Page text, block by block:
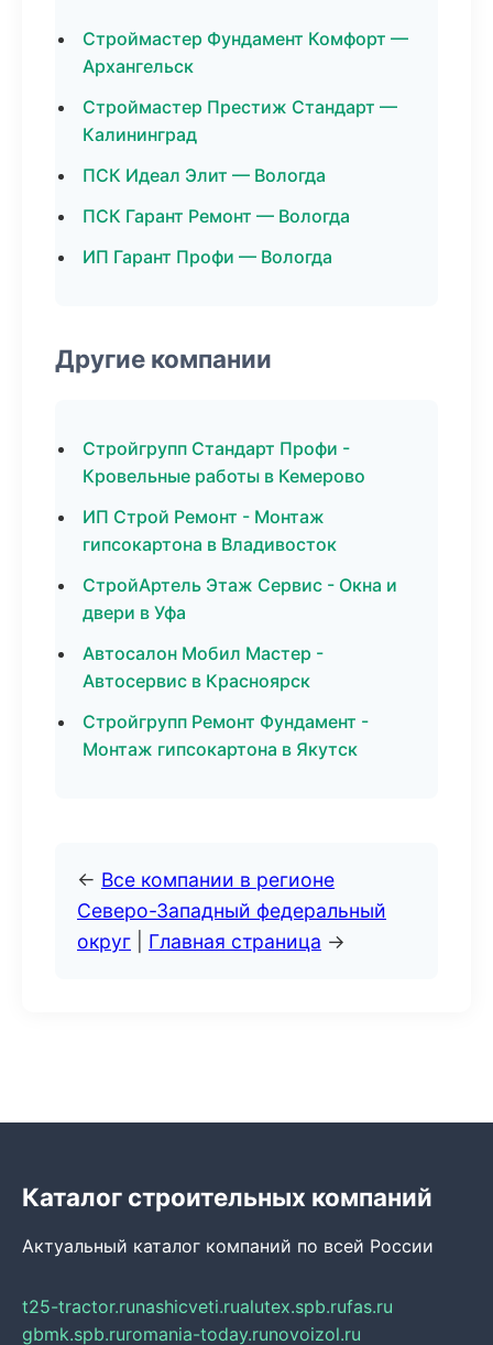
Строймастер Фундамент Комфорт —
Архангельск
Строймастер Престиж Стандарт —
Калининград
ПСК Идеал Элит — Вологда
ПСК Гарант Ремонт — Вологда
ИП Гарант Профи — Вологда
Другие компании
Стройгрупп Стандарт Профи -
Кровельные работы в Кемерово
ИП Строй Ремонт - Монтаж
гипсокартона в Владивосток
СтройАртель Этаж Сервис - Окна и
двери в Уфа
Автосалон Мобил Мастер -
Автосервис в Красноярск
Стройгрупп Ремонт Фундамент -
Монтаж гипсокартона в Якутск
← Все компании в регионе
Северо-Западный федеральный
округ
Главная страница →
Каталог строительных компаний
Актуальный каталог компаний по всей России
t25-tractor.runashicveti.rualutex.spb.rufas.ru
gbmk.spb.ruromania-today.runovoizol.ru